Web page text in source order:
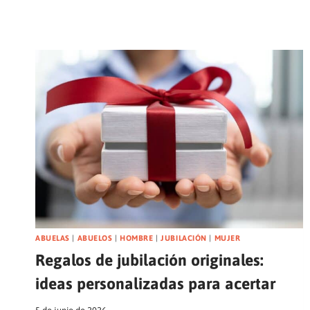
ABUELAS | ABUELOS |HOMBRE |JUBILACIÓN | MUJER
Regalos de jubilación originales:
ideas personalizadas para acertar